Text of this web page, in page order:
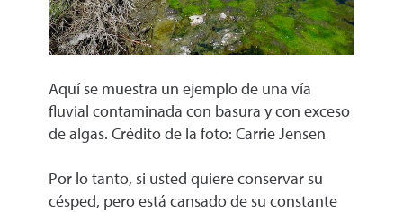
Aquí se muestra un ejemplo de una vía
fluvial contaminada con basura y con exceso
de algas. Crédito de la foto: Carrie Jensen
Por lo tanto, si usted quiere conservar su
césped, pero está cansado de su constante